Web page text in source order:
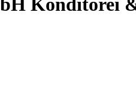
Konditorei